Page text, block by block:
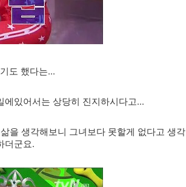
도 했다는...
있어서는 상당히 진지하시다고...
을 생각해보니 그녀보다 못할게 없다고 생각
더군요.